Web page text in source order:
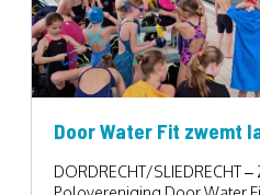
Door Water Fit zwemt
DORDRECHT/SLIEDRECHT